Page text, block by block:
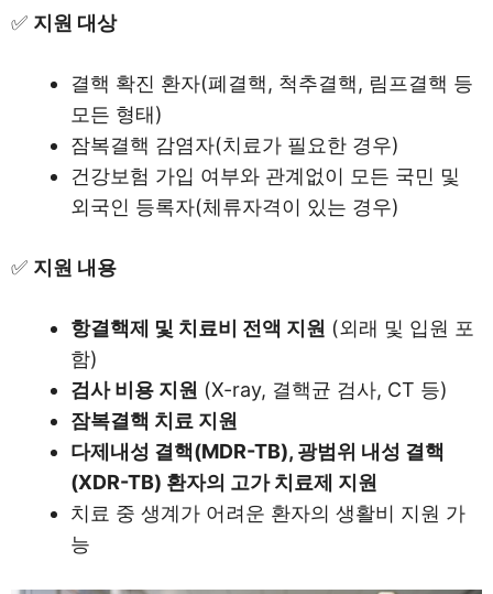
✅ 지원 대상
결핵 확진 환자(폐결핵, 척추결핵, 림프결핵 등
모든 형태)
잠복결핵 감염자(치료가 필요한 경우)
건강보험 가입 여부와 관계없이 모든 국민 및
외국인 등록자(체류자격이 있는 경우)
✅ 지원 내용
항결핵제 및 치료비 전액 지원 (외래 및 입원 포
함)
검사 비용 지원 (X-ray, 결핵균 검사, CT 등)
잠복결핵 치료 지원
다제내성 결핵(MDR-TB), 광범위 내성 결핵
(XDR-TB) 환자의 고가 치료제 지원
치료 중 생계가 어려운 환자의 생활비 지원 가
능